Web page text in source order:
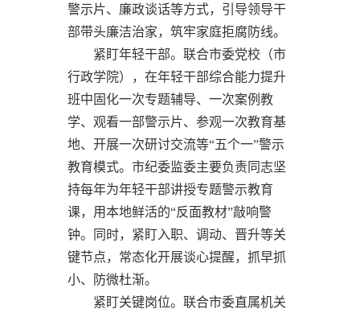
警示片、廉政谈话等方式，引导领导干
部带头廉洁治家，筑牢家庭拒腐防线。
紧盯年轻干部。联合市委党校（市
行政学院），在年轻干部综合能力提升
班中固化一次专题辅导、一次案例教
学、观看一部警示片、参观一次教育基
地、开展一次研讨交流等“五个一”警示
教育模式。市纪委监委主要负责同志坚
持每年为年轻干部讲授专题警示教育
课，用本地鲜活的“反面教材”敲响警
钟。同时，紧盯入职、调动、晋升等关
键节点，常态化开展谈心提醒，抓早抓
小、防微杜渐。
紧盯关键岗位。联合市委直属机关